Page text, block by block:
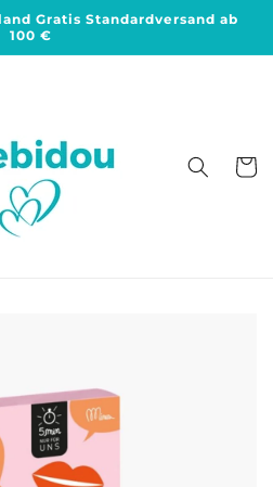
Gratis Standardversand ab
100 €